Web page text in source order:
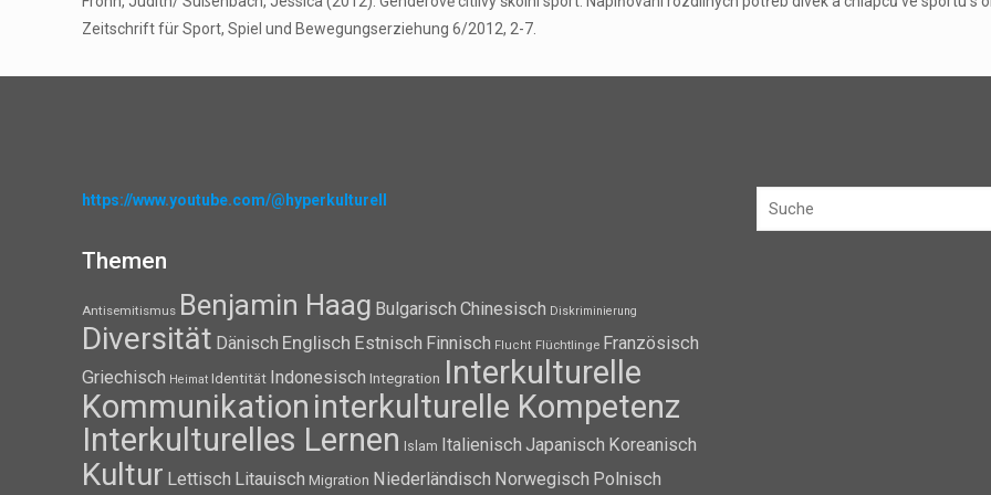
Zeitschrift für Sport, Spiel und Bewegungserziehung 6/2012, 2-7.
https://www.youtube.com/@hyperkulturell
Themen
Antisemitismus Benjamin Haag Bulgarisch Chinesisch Diskriminierung
Diversität Dänisch Englisch Estnisch Finnisch Flucht Flüchtlinge Französisch
Griechisch Heimat Identität Indonesisch Integration Interkulturelle
Kommunikation interkulturelle Kompetenz
Interkulturelles Lernen
Islam Italienisch Japanisch Koreanisch
Kultur Lettisch Litauisch Migration Niederländisch Norwegisch Polnisch